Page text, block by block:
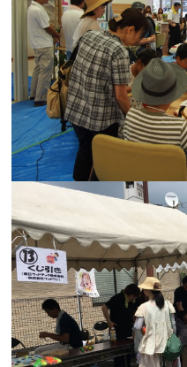
経営理念・
会社案内
KATSUMIの
取り組み
家づくりサポート
土地の上手な探し方
家づくりの資金計画
設計・施工品質管理
検査・アフターメンテナンス